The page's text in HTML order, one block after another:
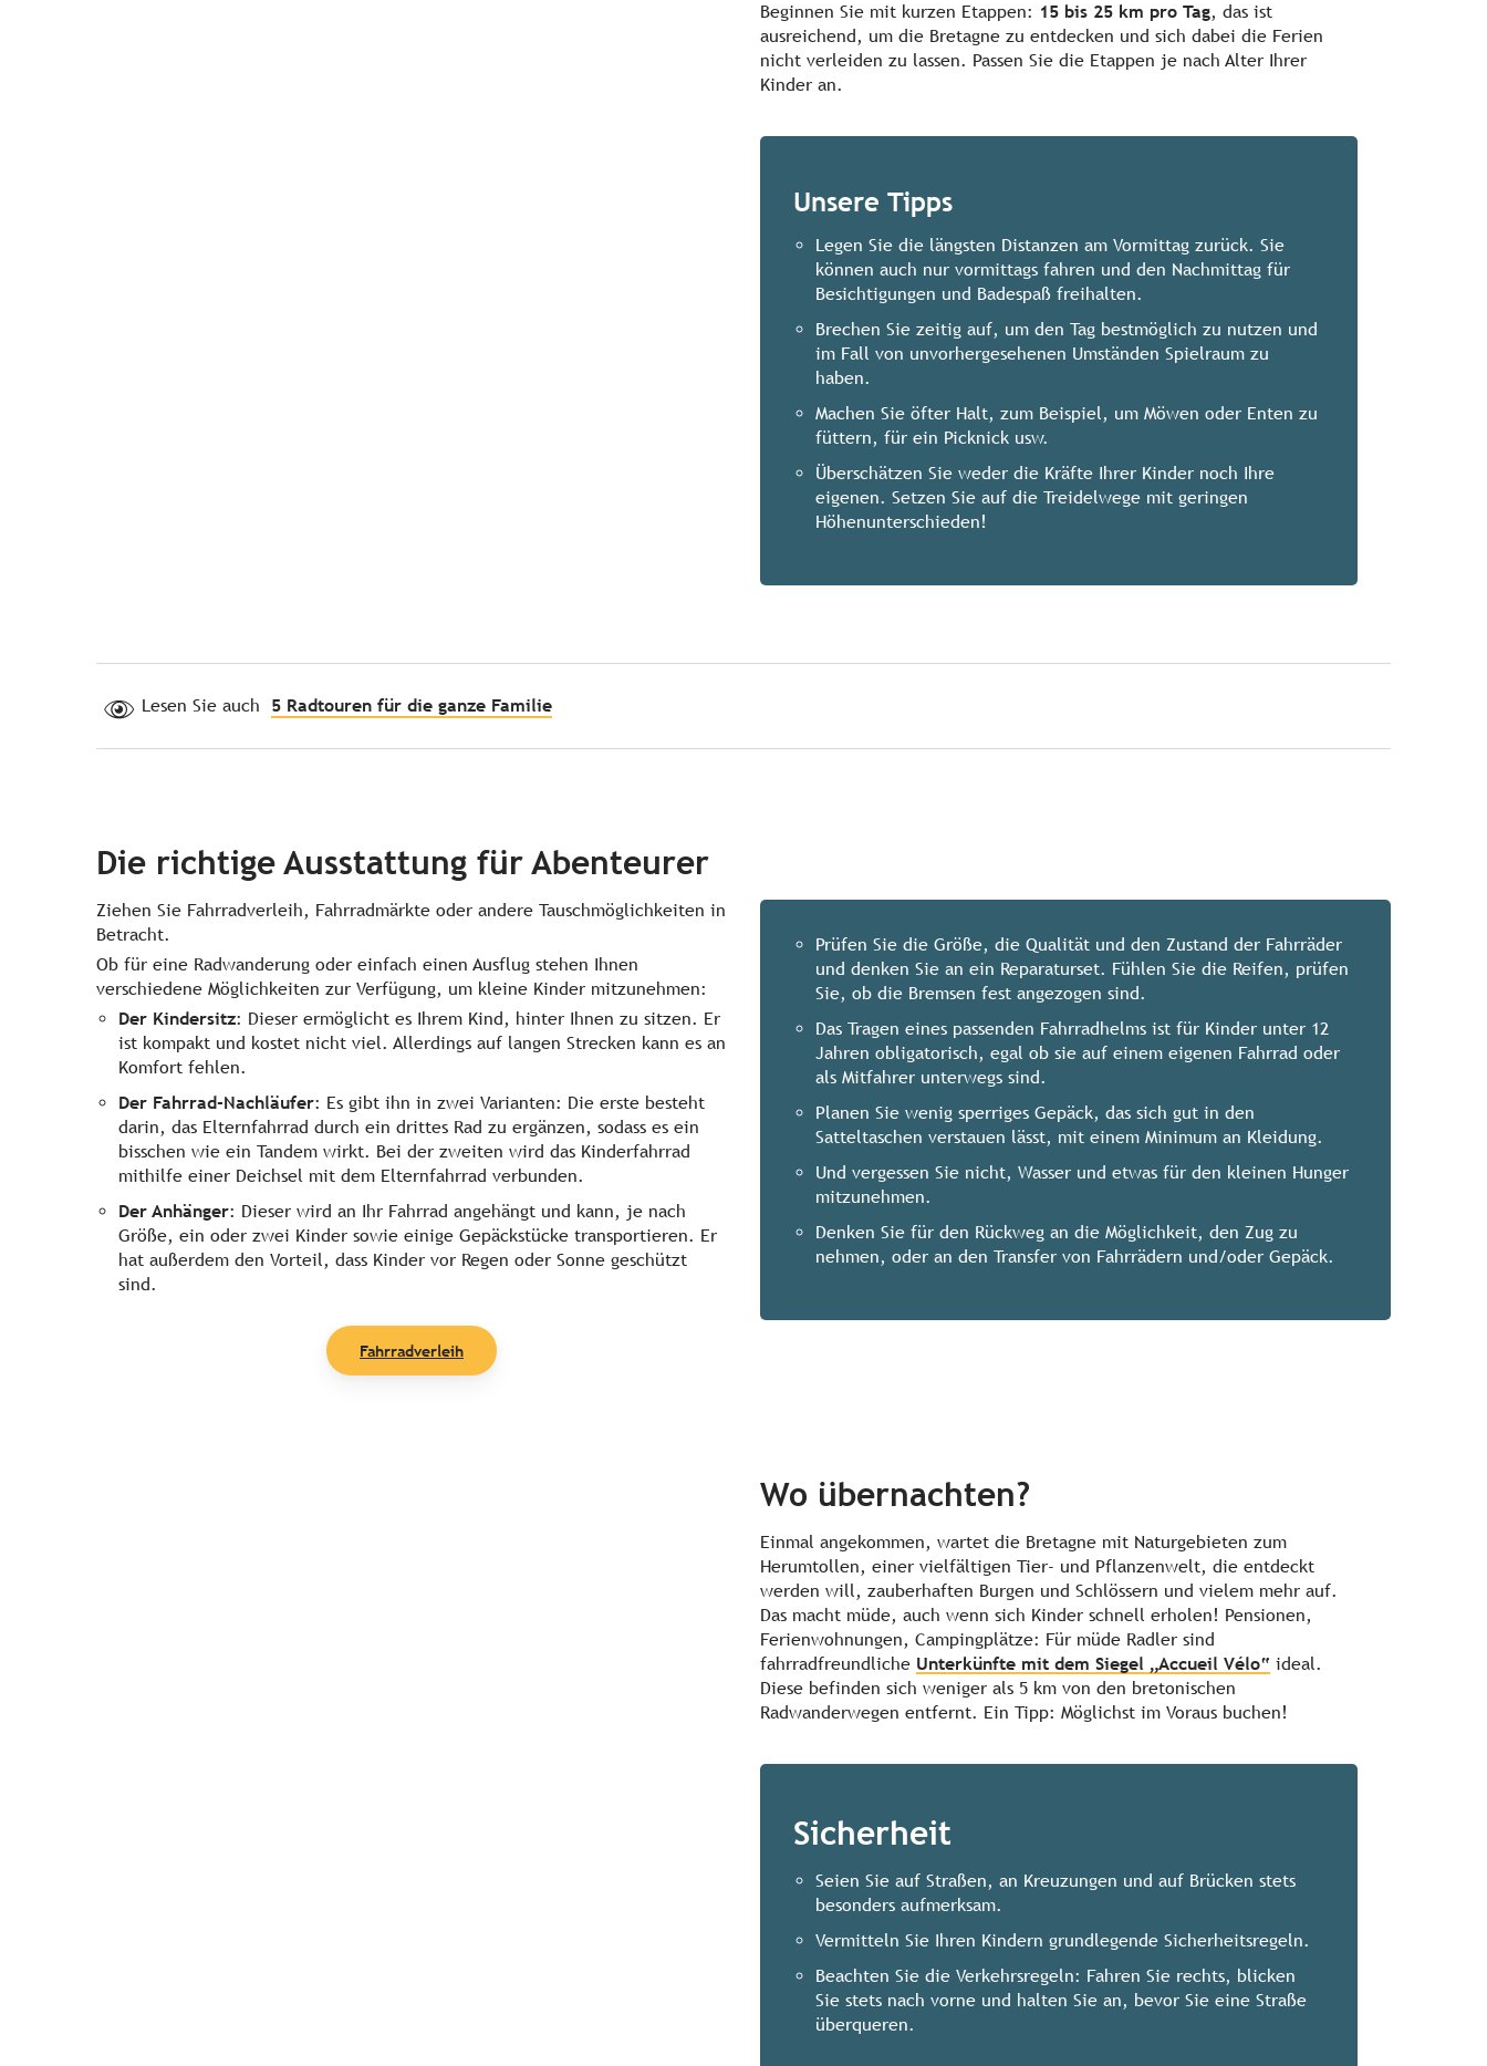
Beginnen Sie mit kurzen Etappen: 15 bis 25 km pro Tag, das ist
ausreichend, um die Bretagne zu entdecken und sich dabei die Ferien
nicht verleiden zu lassen. Passen Sie die Etappen je nach Alter Ihrer
Kinder an.
Unsere Tipps
Legen Sie die längsten Distanzen am Vormittag zurück. Sie
können auch nur vormittags fahren und den Nachmittag für
Besichtigungen und Badespaß freihalten.
Brechen Sie zeitig auf, um den Tag bestmöglich zu nutzen und
im Fall von unvorhergesehenen Umständen Spielraum zu
haben.
Machen Sie öfter Halt, zum Beispiel, um Möwen oder Enten zu
füttern, für ein Picknick usw.
Überschätzen Sie weder die Kräfte Ihrer Kinder noch Ihre
eigenen. Setzen Sie auf die Treidelwege mit geringen
Höhenunterschieden!
Lesen Sie auch 5 Radtouren für die ganze Familie
Die richtige Ausstattung für Abenteurer
Ziehen Sie Fahrradverleih, Fahrradmärkte oder andere Tauschmöglichkeiten in
Betracht.
Ob für eine Radwanderung oder einfach einen Ausflug stehen Ihnen
verschiedene Möglichkeiten zur Verfügung, um kleine Kinder mitzunehmen:
Der Kindersitz: Dieser ermöglicht es Ihrem Kind, hinter Ihnen zu sitzen. Er
ist kompakt und kostet nicht viel. Allerdings auf langen Strecken kann es an
Komfort fehlen.
Der Fahrrad-Nachläufer: Es gibt ihn in zwei Varianten: Die erste besteht
darin, das Elternfahrrad durch ein drittes Rad zu ergänzen, sodass es ein
bisschen wie ein Tandem wirkt. Bei der zweiten wird das Kinderfahrrad
mithilfe einer Deichsel mit dem Elternfahrrad verbunden.
Der Anhänger: Dieser wird an Ihr Fahrrad angehängt und kann, je nach
Größe, ein oder zwei Kinder sowie einige Gepäckstücke transportieren. Er
hat außerdem den Vorteil, dass Kinder vor Regen oder Sonne geschützt
sind.
Fahrradverleih
Prüfen Sie die Größe, die Qualität und den Zustand der Fahrräder
und denken Sie an ein Reparaturset. Fühlen Sie die Reifen, prüfen
Sie, ob die Bremsen fest angezogen sind.
Das Tragen eines passenden Fahrradhelms ist für Kinder unter 12
Jahren obligatorisch, egal ob sie auf einem eigenen Fahrrad oder
als Mitfahrer unterwegs sind.
Planen Sie wenig sperriges Gepäck, das sich gut in den
Satteltaschen verstauen lässt, mit einem Minimum an Kleidung.
Und vergessen Sie nicht, Wasser und etwas für den kleinen Hunger
mitzunehmen.
Denken Sie für den Rückweg an die Möglichkeit, den Zug zu
nehmen, oder an den Transfer von Fahrrädern und/oder Gepäck.
Wo übernachten?
Einmal angekommen, wartet die Bretagne mit Naturgebieten zum
Herumtollen, einer vielfältigen Tier- und Pflanzenwelt, die entdeckt
werden will, zauberhaften Burgen und Schlössern und vielem mehr auf.
Das macht müde, auch wenn sich Kinder schnell erholen! Pensionen,
Ferienwohnungen, Campingplätze: Für müde Radler sind
fahrradfreundliche Unterkünfte mit dem Siegel „Accueil Vélo“ ideal.
Diese befinden sich weniger als 5 km von den bretonischen
Radwanderwegen entfernt. Ein Tipp: Möglichst im Voraus buchen!
Sicherheit
Seien Sie auf Straßen, an Kreuzungen und auf Brücken stets
besonders aufmerksam.
Vermitteln Sie Ihren Kindern grundlegende Sicherheitsregeln.
Beachten Sie die Verkehrsregeln: Fahren Sie rechts, blicken
Sie stets nach vorne und halten Sie an, bevor Sie eine Straße
überqueren.